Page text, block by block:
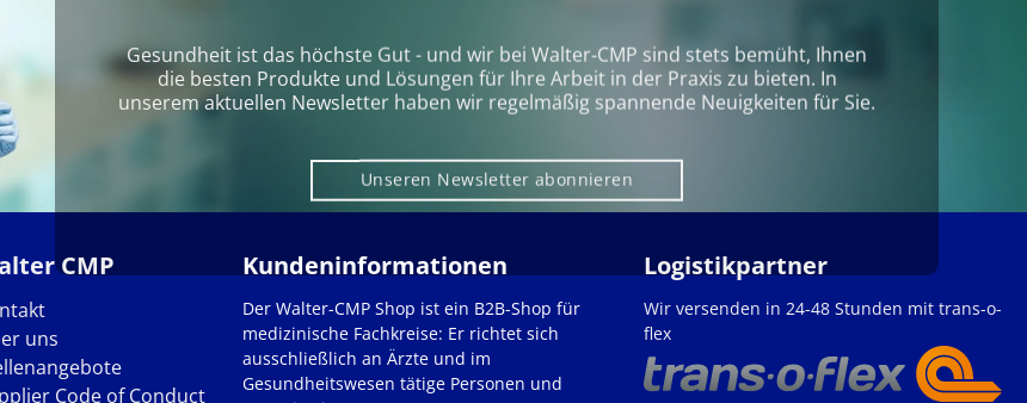
Gesundheit ist das höchste Gut - und wir bei Walter‑CMP sind stets bemüht, Ihnen
die besten Produkte und Lösungen für Ihre Arbeit in der Praxis zu bieten. In
unserem aktuellen Newsletter haben wir regelmäßig spannende Neuigkeiten für Sie.
Unseren Newsletter abonnieren
CMP
uns
Code of Conduct
Kundeninformationen
Der Walter-CMP Shop ist ein B2B-Shop für
medizinische Fachkreise: Er richtet sich
ausschließlich an Ärzte und im
Gesundheitswesen tätige Personen und
Logistikpartner
Wir versenden in 24-48 Stunden mit trans-o-
flex